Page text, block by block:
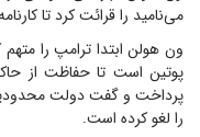
می‌نامید را قرائت کرد تا
ون هولن ابتدا ترامپ را متهم
پوتین است تا حفاظت از
پرداخت و گفت دولت
را لغو کرده است.